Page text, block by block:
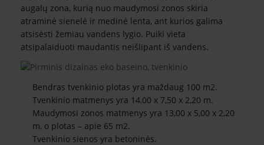
augalų zona, kurią nuo maudymosi zonos skiria
atraminė sienelė ir medinė lenta, ant kurios galima
atsisėsti žemiau vandens lygio. Puiki vieta
atsipalaiduoti maudantis neišlipant iš vandens.
Bendras tvenkinio plotas yra maždaug 100 m2.
Tvenkinio matmenys yra 14,00 x 7,50 x 2,20 m.
Maudymosi zonos matmenys yra 13,00 x 5,00 x 2,20
m, o plotas – apie 65 m2.
Tvenkinio sienos yra betoninės.